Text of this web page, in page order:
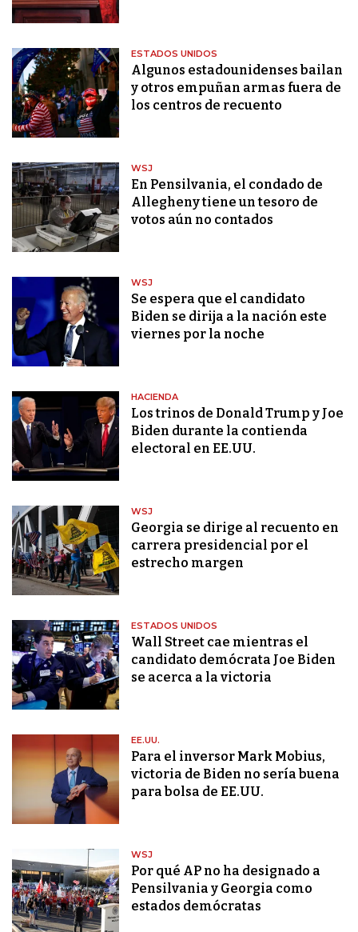
ESTADOS UNIDOS
Algunos estadounidenses bailan
y otros empuñan armas fuera de
los centros de recuento
WSJ
En Pensilvania, el condado de
Allegheny tiene un tesoro de
votos aún no contados
WSJ
Se espera que el candidato
Biden se dirija a la nación este
viernes por la noche
HACIENDA
Los trinos de Donald Trump y Joe
Biden durante la contienda
electoral en EE.UU.
WSJ
Georgia se dirige al recuento en
carrera presidencial por el
estrecho margen
ESTADOS UNIDOS
Wall Street cae mientras el
candidato demócrata Joe Biden
se acerca a la victoria
EE.UU.
Para el inversor Mark Mobius,
victoria de Biden no sería buena
para bolsa de EE.UU.
WSJ
Por qué AP no ha designado a
Pensilvania y Georgia como
estados demócratas